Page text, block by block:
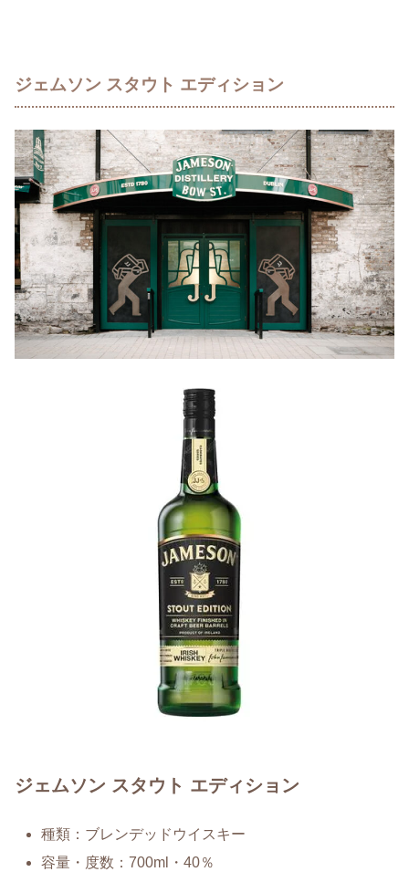
ジェムソン スタウト エディション
ジェムソン スタウト エディション
種類：ブレンデッドウイスキー
容量・度数：700ml・40％